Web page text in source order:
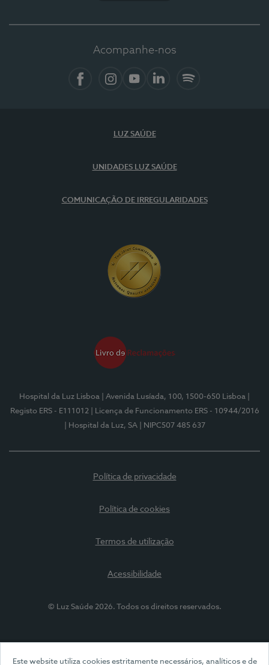
Este website utiliza cookies estritamente necessários, analíticos e de
Acompanhe-nos
LUZ SAÚDE
UNIDADES LUZ SAÚDE
COMUNICAÇÃO DE IRREGULARIDADES
Hospital da Luz Lisboa | Avenida Lusíada, 100, 1500-650 Lisboa
Registo ERS - E111012
| Licença de Funcionamento ERS - 10944/2016
| Hospital da Luz, SA
| NIPC507 485 637
Política de privacidade
Política de cookies
Termos de utilização
Acessibilidade
© Luz Saúde 2026. Todos os direitos reservados.